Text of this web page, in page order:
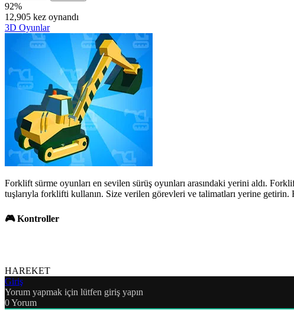
92%
12,905 kez oynandı
3D Oyunlar
Forklift sürme oyunları en sevilen sürüş oyunları arasındaki yerini aldı.
tuşlarıyla forklifti kullanın. Size verilen görevleri ve talimatları yerine
🎮 Kontroller
HAREKET
Giriş
Yorum yapmak için lütfen giriş yapın
0Yorum